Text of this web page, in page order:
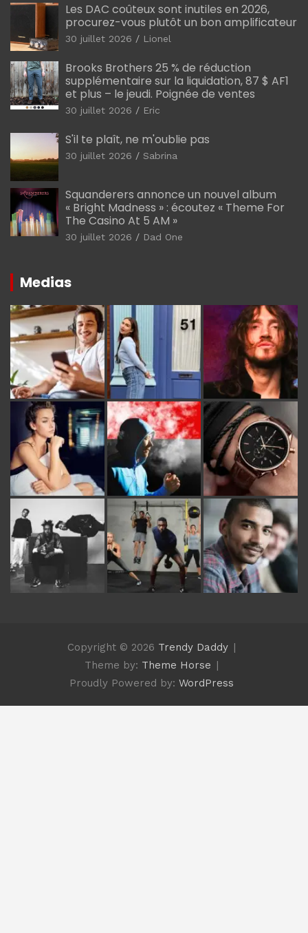
Les DAC coûteux sont inutiles en 2026,
procurez-vous plutôt un bon amplificateur
30 juillet 2026 Lionel
Brooks Brothers 25 % de réduction
supplémentaire sur la liquidation, 87 $ AF1
et plus – le jeudi. Poignée de ventes
30 juillet 2026 Eric
S'il te plaît, ne m'oublie pas
30 juillet 2026 Sabrina
Squanderers annonce un nouvel album
« Bright Madness » : écoutez « Theme For
The Casino At 5 AM »
30 juillet 2026 Dad One
Medias
Copyright © 2026 Trendy Daddy
Theme by: Theme Horse
Proudly Powered by: WordPress